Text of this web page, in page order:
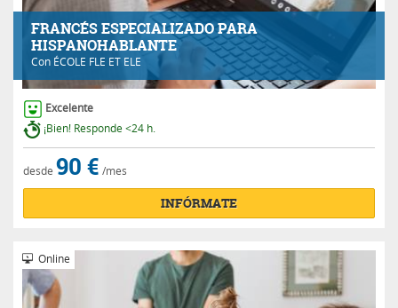
FRANCÉS ESPECIALIZADO PARA
HISPANOHABLANTE
Con ÉCOLE FLE ET ELE
Excelente
¡Bien! Responde <24 h.
desde 90 € /mes
INFÓRMATE
Online